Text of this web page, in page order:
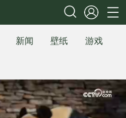
新闻 壁纸
游戏